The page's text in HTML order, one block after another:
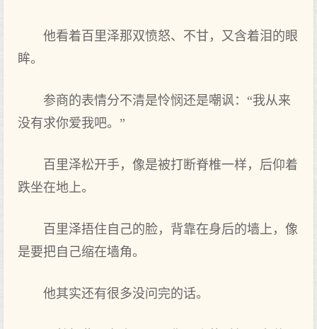
他看着百里泽那双愤怒、不甘，又含着泪的眼
眸。
参商的表情分不清是怜悯还是嘲讽：“我从来
没有求你爱我吧。”
百里泽松开手，像是被打断脊椎一样，后仰着
跌坐在地上。
百里泽捂住自己的脸，背靠在身后的墙上，像
是要把自己缩在墙角。
他其实还有很多没问完的话。